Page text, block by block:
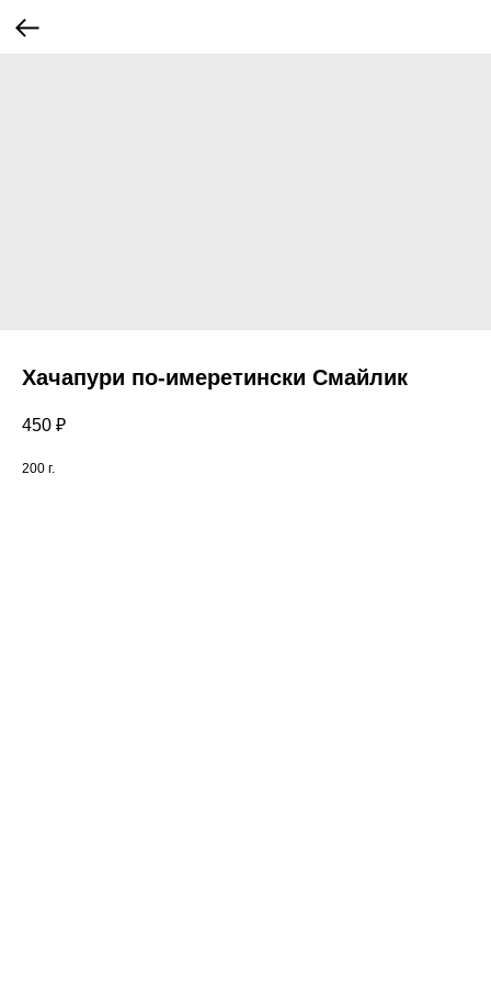
Хачапури по-имеретински Смайлик
450 ₽
200 г.